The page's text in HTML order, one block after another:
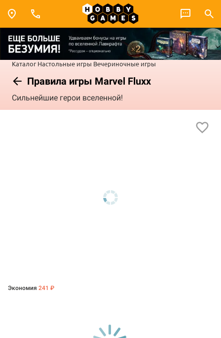
Каталог Настольные игры Вечериночные игры
Правила игры Marvel Fluxx
Сильнейшие герои вселенной!
Экономия 241 ₽